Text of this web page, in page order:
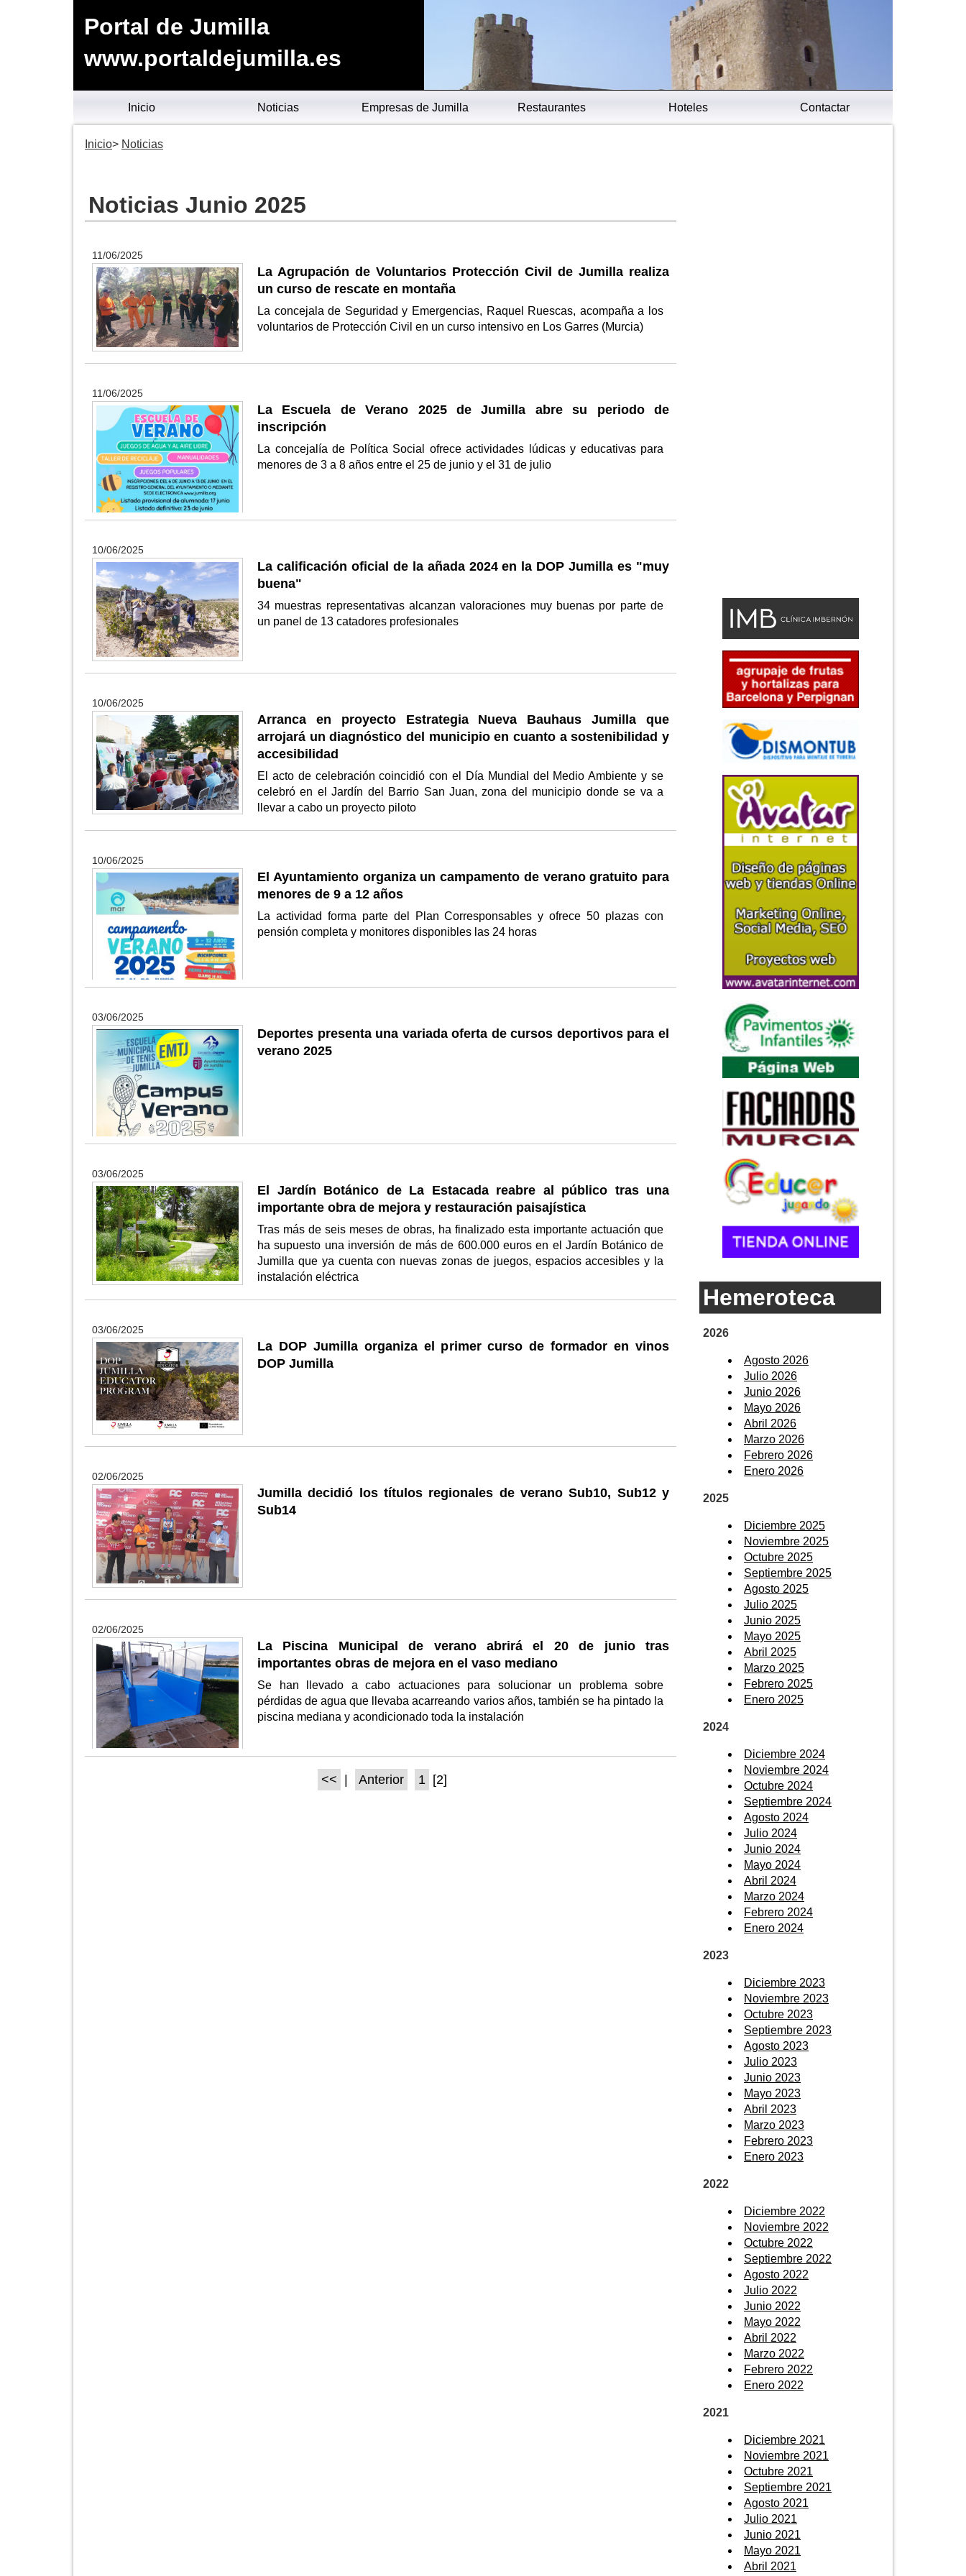
Portal de Jumilla
www.portaldejumilla.es
Inicio Noticias Empresas de Jumilla Restaurantes Hoteles Contactar
Inicio Noticias
Noticias Junio 2025
11/06/2025
La Agrupación de Voluntarios Protección Civil de Jumilla realiza
un curso de rescate en montaña
La concejala de Seguridad y Emergencias, Raquel Ruescas, acompaña a los
voluntarios de Protección Civil en un curso intensivo en Los Garres (Murcia)
11/06/2025
La Escuela de Verano 2025 de Jumilla abre su periodo de
inscripción
La concejalía de Política Social ofrece actividades lúdicas y educativas para
menores de 3 a 8 años entre el 25 de junio y el 31 de julio
10/06/2025
La calificación oficial de la añada 2024 en la DOP Jumilla es "muy
buena"
34 muestras representativas alcanzan valoraciones muy buenas por parte de
un panel de 13 catadores profesionales
10/06/2025
Arranca en proyecto Estrategia Nueva Bauhaus Jumilla que
arrojará un diagnóstico del municipio en cuanto a sostenibilidad y
accesibilidad
El acto de celebración coincidió con el Día Mundial del Medio Ambiente y se
celebró en el Jardín del Barrio San Juan, zona del municipio donde se va a
llevar a cabo un proyecto piloto
10/06/2025
El Ayuntamiento organiza un campamento de verano gratuito para
menores de 9 a 12 años
La actividad forma parte del Plan Corresponsables y ofrece 50 plazas con
pensión completa y monitores disponibles las 24 horas
03/06/2025
Deportes presenta una variada oferta de cursos deportivos para el
verano 2025
03/06/2025
El Jardín Botánico de La Estacada reabre al público tras una
importante obra de mejora y restauración paisajística
Tras más de seis meses de obras, ha finalizado esta importante actuación que
ha supuesto una inversión de más de 600.000 euros en el Jardín Botánico de
Jumilla que ya cuenta con nuevas zonas de juegos, espacios accesibles y la
instalación eléctrica
03/06/2025
La DOP Jumilla organiza el primer curso de formador en vinos
DOP Jumilla
02/06/2025
Jumilla decidió los títulos regionales de verano Sub10, Sub12 y
Sub14
02/06/2025
La Piscina Municipal de verano abrirá el 20 de junio tras
importantes obras de mejora en el vaso mediano
Se han llevado a cabo actuaciones para solucionar un problema sobre
pérdidas de agua que llevaba acarreando varios años, también se ha pintado la
piscina mediana y acondicionado toda la instalación
<< | Anterior 1 [2]
Hemeroteca
2026
Agosto 2026
Julio 2026
Junio 2026
Mayo 2026
Abril 2026
Marzo 2026
Febrero 2026
Enero 2026
2025
Diciembre 2025
Noviembre 2025
Octubre 2025
Septiembre 2025
Agosto 2025
Julio 2025
Junio 2025
Mayo 2025
Abril 2025
Marzo 2025
Febrero 2025
Enero 2025
2024
Diciembre 2024
Noviembre 2024
Octubre 2024
Septiembre 2024
Agosto 2024
Julio 2024
Junio 2024
Mayo 2024
Abril 2024
Marzo 2024
Febrero 2024
Enero 2024
2023
Diciembre 2023
Noviembre 2023
Octubre 2023
Septiembre 2023
Agosto 2023
Julio 2023
Junio 2023
Mayo 2023
Abril 2023
Marzo 2023
Febrero 2023
Enero 2023
2022
Diciembre 2022
Noviembre 2022
Octubre 2022
Septiembre 2022
Agosto 2022
Julio 2022
Junio 2022
Mayo 2022
Abril 2022
Marzo 2022
Febrero 2022
Enero 2022
2021
Diciembre 2021
Noviembre 2021
Octubre 2021
Septiembre 2021
Agosto 2021
Julio 2021
Junio 2021
Mayo 2021
Abril 2021